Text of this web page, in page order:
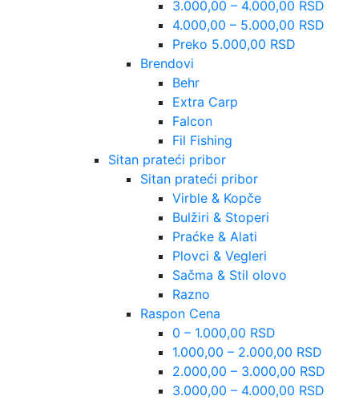
3.000,00 – 4.000,00 RSD
4.000,00 – 5.000,00 RSD
Preko 5.000,00 RSD
Brendovi
Behr
Extra Carp
Falcon
Fil Fishing
Sitan prateći pribor
Sitan prateći pribor
Virble & Kopče
Bulžiri & Stoperi
Praćke & Alati
Plovci & Vegleri
Sačma & Stil olovo
Razno
Raspon Cena
0 – 1.000,00 RSD
1.000,00 – 2.000,00 RSD
2.000,00 – 3.000,00 RSD
3.000,00 – 4.000,00 RSD